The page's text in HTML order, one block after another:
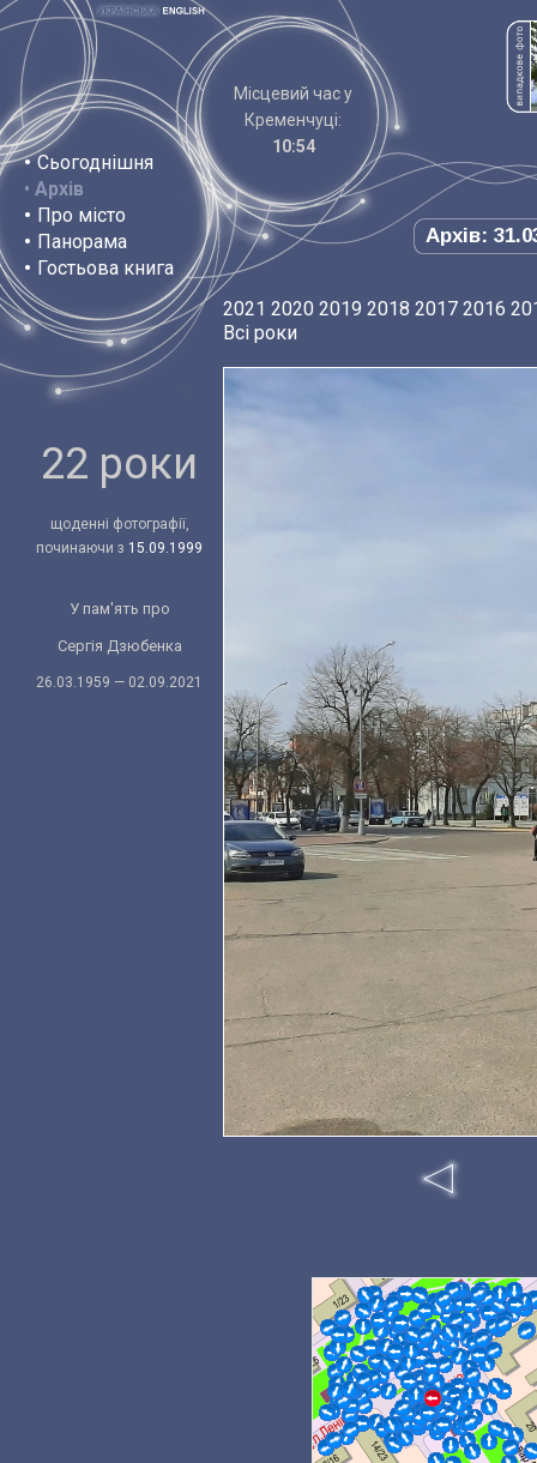
• Сьогоднішня
• Архів
• Про місто
• Панорама
• Гостьова книга
Місцевий час у
Кременчуці:
10:54
Архів:
22 роки
щоденні фотографії,
починаючи з 15.09.1999
У пам'ять про
Сергія Дзюбенка
26.03.1959 — 02.09.2021
2021 2020 2019 2018 2017 2016
Всі роки